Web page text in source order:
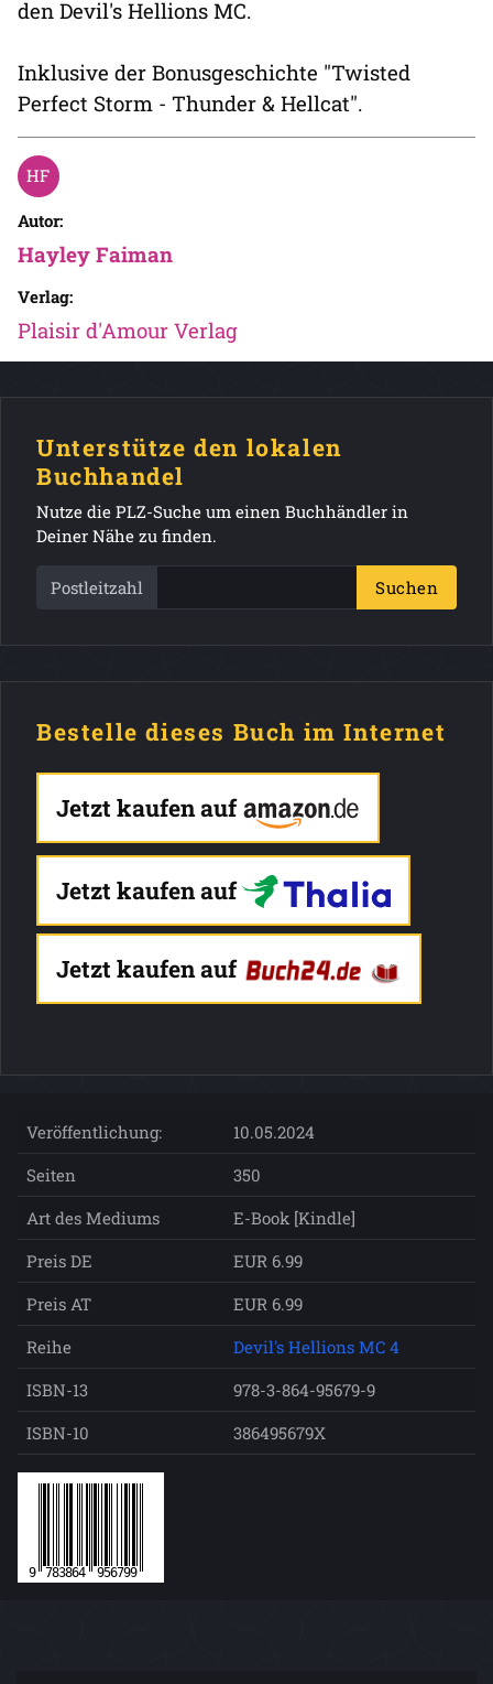
den Devil's Hellions MC.
Inklusive der Bonusgeschichte "Twisted
Perfect Storm - Thunder & Hellcat".
Autor:
Hayley Faiman
Verlag:
Plaisir d'Amour Verlag
Unterstütze den lokalen
Buchhandel
Nutze die PLZ-Suche um einen Buchhändler in
Deiner Nähe zu finden.
Postleitzahl Suchen
Bestelle dieses Buch im Internet
Jetzt kaufen auf
Jetzt kaufen auf
Jetzt kaufen auf
Veröffentlichung:
10.05.2024
Seiten
350
Art des Mediums
E-Book [Kindle]
Preis DE
EUR 6.99
Preis AT
EUR 6.99
Reihe
Devil's Hellions MC 4
ISBN-13
978-3-864-95679-9
ISBN-10
386495679X